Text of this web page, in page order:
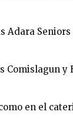
Seniors
y
en el